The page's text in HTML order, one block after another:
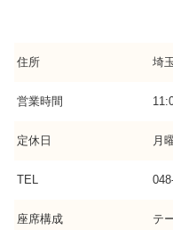
住所 埼
営業時間
定休日 月
TEL
座席構成 テ